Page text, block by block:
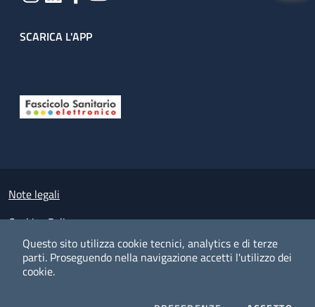
Questo sito utilizza cookie tecnici, analytics e di terze
parti. Proseguendo nella navigazione accetti l'utilizzo dei
cookie.
SCARICA L'APP
Small prints
Note legali
Cookies Policy
Policy privacy e protezione del dato personale
Albo pretorio on-line